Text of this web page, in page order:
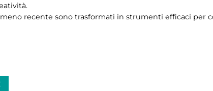
recente sono trasformati in strumenti efficaci per